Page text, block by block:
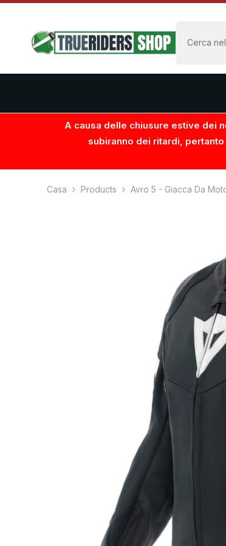
VAI AL CONTENUTO
A causa delle chiusure estive dei
subiranno dei ritardi,
Casa Products Avro 5 - Giacca Da